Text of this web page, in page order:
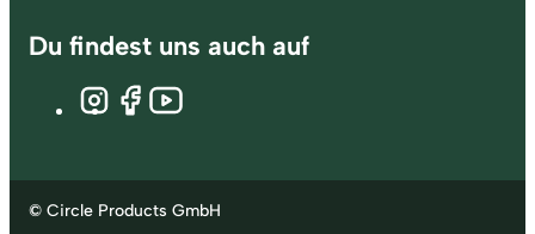
Du findest uns auch auf
© Circle Products GmbH